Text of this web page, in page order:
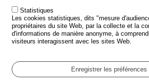
POLITIQUE DE SÉCURITÉ ROUTIÈRE
Outils
AGENDA
GLOSSAIRE
Cookie settings
Statistiques
Les cookies statistiques, dits "mesure
propriétaires du site Web, par la collecte et la
d'informations de manière anonyme, à
visiteurs interagissent avec les sites Web.
Enregistrer les préférences